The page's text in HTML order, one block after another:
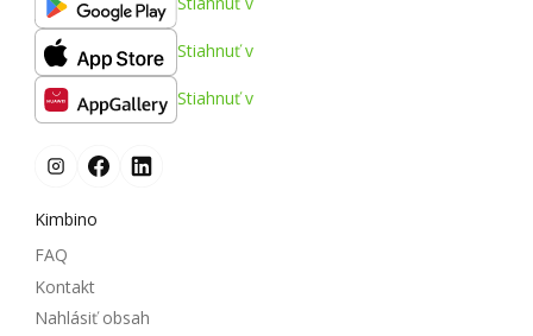
Stiahnuť v
Stiahnuť v
Kimbino
FAQ
Kontakt
Nahlásiť obsah